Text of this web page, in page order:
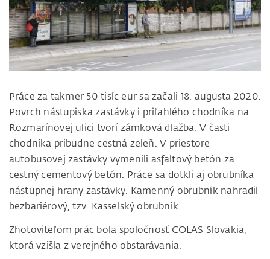
Práce za takmer 50 tisíc eur sa začali 18. augusta 2020.
Povrch nástupiska zastávky i priľahlého chodníka na
Rozmarínovej ulici tvorí zámková dlažba. V časti
chodníka pribudne cestná zeleň. V priestore
autobusovej zastávky vymenili asfaltový betón za
cestný cementový betón. Práce sa dotkli aj obrubníka
nástupnej hrany zastávky. Kamenný obrubník nahradil
bezbariérový, tzv. Kasselský obrubník.
Zhotoviteľom prác bola spoločnosť COLAS Slovakia,
ktorá vzišla z verejného obstarávania.